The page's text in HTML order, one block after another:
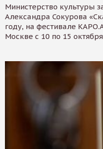
Министерство культуры
Александра Сокурова
году, на фестивале
Москве с 10 по 15 октября